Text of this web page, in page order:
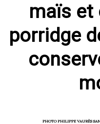
maïs et
porridge
PHOTO PHILIPPE VAURÈS